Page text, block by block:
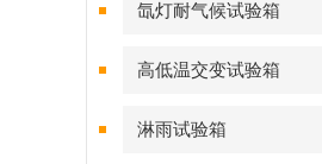
氙灯耐气候试验箱
高低温交变试验箱
淋雨试验箱